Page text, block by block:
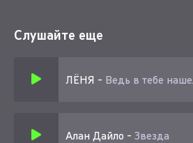
Я поломал тут две сотни зеркал
Пока тебя рядом в них не встречал
До нашей встречи я нет не искал
Слушайте еще
ЛЁНЯ - Ведь в тебе нашел я то
Алан Дайло - Звезда